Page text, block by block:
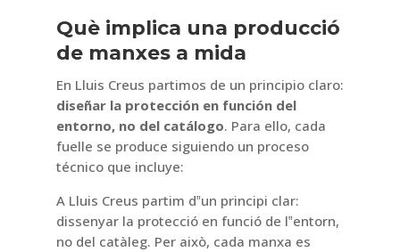
Què implica una producció
de manxes a mida
En Lluis Creus partimos de un principio claro:
diseñar la protección en función del
entorno, no del catálogo. Para ello, cada
fuelle se produce siguiendo un proceso
técnico que incluye:
A Lluis Creus partim d‟un principi clar:
dissenyar la protecció en funció de l‟entorn,
no del catàleg. Per això, cada manxa es